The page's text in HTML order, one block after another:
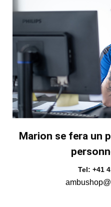
Marion se fera un
Tel: +41